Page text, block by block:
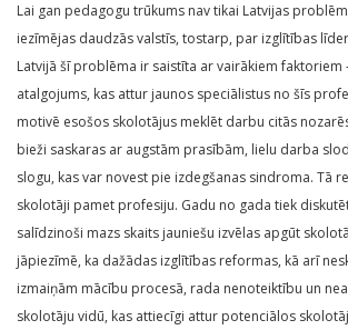
Lai gan pedagogu trūkums nav tikai Latvijas
iezīmējas daudzās valstīs, tostarp, par izglītības
Latvijā šī problēma ir saistīta ar vairākiem faktoriem
atalgojums, kas attur jaunos speciālistus no šīs
motivē esošos skolotājus meklēt darbu citās
bieži saskaras ar augstām prasībām, lielu darba
slogu, kas var novest pie izdegšanas sindroma. Tā
skolotāji pamet profesiju. Gadu no gada tiek
salīdzinoši mazs skaits jauniešu izvēlas apgūt
jāpiezīmē, ka dažādas izglītības reformas, kā arī
izmaiņām mācību procesā, rada nenoteiktību un
skolotāju vidū, kas attiecīgi attur potenciālos